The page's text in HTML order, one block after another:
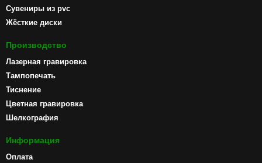
Сувениры из pvc
Жёсткие диски
Производство
Лазерная гравировка
Тампопечать
Тиснение
Цветная гравировка
Шелкография
Информация
Оплата